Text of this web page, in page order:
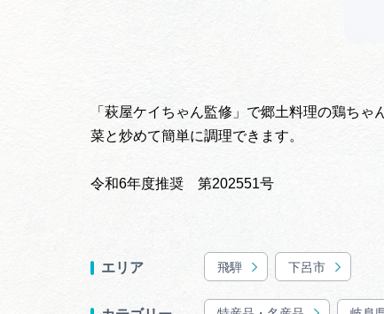
「萩屋ケイちゃん監修」で郷土料理の鶏ち
菜と炒めて簡単に調理できます。
令和6年度推奨 第202551号
エリア 飛騨 下呂市